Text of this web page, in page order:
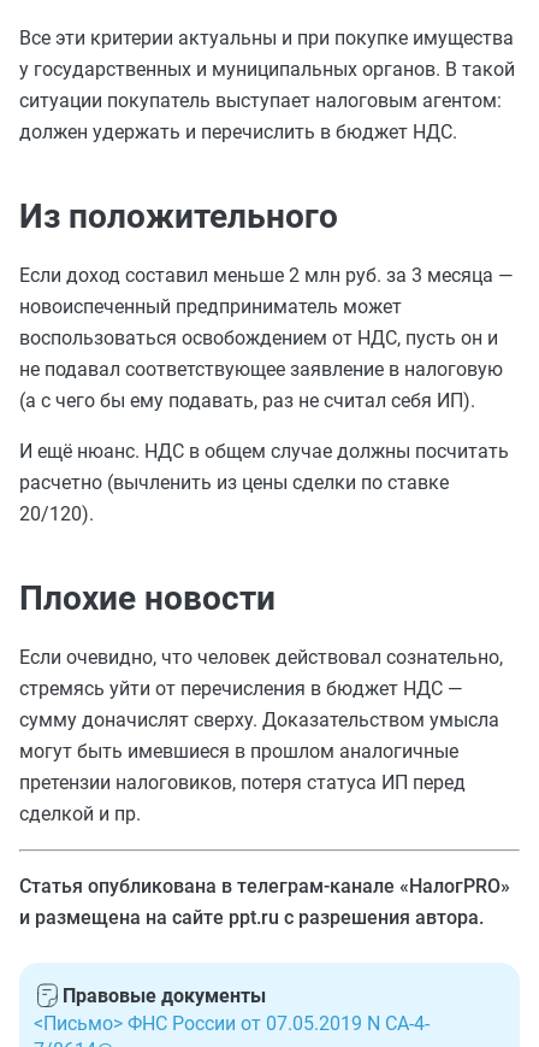
Все эти критерии актуальны и при покупке имущества
у государственных и муниципальных органов. В такой
ситуации покупатель выступает налоговым агентом:
должен удержать и перечислить в бюджет НДС.
Из положительного
Если доход составил меньше 2 млн руб. за 3 месяца —
новоиспеченный предприниматель может
воспользоваться освобождением от НДС, пусть он и
не подавал соответствующее заявление в налоговую
(а с чего бы ему подавать, раз не считал себя ИП).
И ещё нюанс. НДС в общем случае должны посчитать
расчетно (вычленить из цены сделки по ставке
20/120).
Плохие новости
Если очевидно, что человек действовал сознательно,
стремясь уйти от перечисления в бюджет НДС —
сумму доначислят сверху. Доказательством умысла
могут быть имевшиеся в прошлом аналогичные
претензии налоговиков, потеря статуса ИП перед
сделкой и пр.
Статья опубликована в телеграм-канале «НалогPRO»
и размещена на сайте ppt.ru с разрешения автора.
Правовые документы
<Письмо> ФНС России от 07.05.2019 N СА-4-